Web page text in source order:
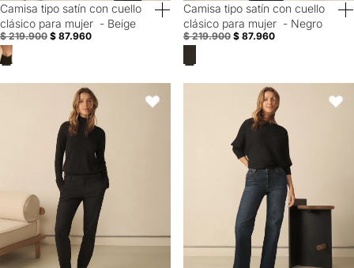
60% Off
Camisa tipo satín con cuello
clásico para mujer - Beige
$ 219.900 $ 87.960
60% Off
Camisa tipo satín con cuello
clásico para mujer - Negro
$ 219.900 $ 87.960
Pantalón chino tobillero silueta recta - Negro
Favoritos
Jean Wide Leg fit para mujer -